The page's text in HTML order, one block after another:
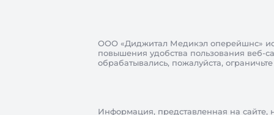
ООО «Диджитал Медикэл оперейшнс»
повышения удобства пользования веб-
обрабатывались, пожалуйста,
Информация, представленная на сайте,